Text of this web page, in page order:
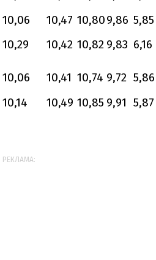
10,06 10,47 10,809,86 5,85
10,29 10,42 10,82 9,83 6,16
10,06 10,41 10,74 9,72 5,86
10,14 10,49 10,85 9,91 5,87
РЕКЛАМА: